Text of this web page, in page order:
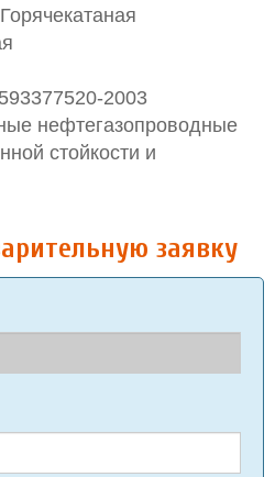
2003
нефтегазопроводные
стойкости и
заявку